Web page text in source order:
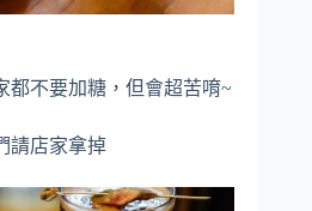
都不要加糖，但會超苦唷~
請店家拿掉